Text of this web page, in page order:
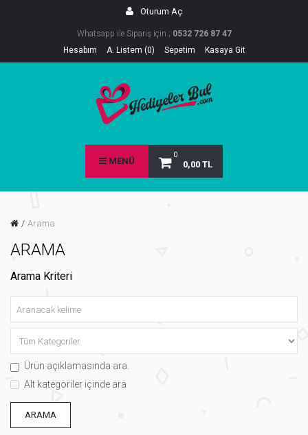
Oturum Aç
Whatsapp ile Sipariş için ; 0532 726 87 47
Hesabım
A. Listem (0) Sepetim Kasaya Git
0
0,00 TL
MENÜ
Arama
ARAMA
Arama Kriteri
Ürün açıklamasında ara.
Alt kategoriler içinde ara